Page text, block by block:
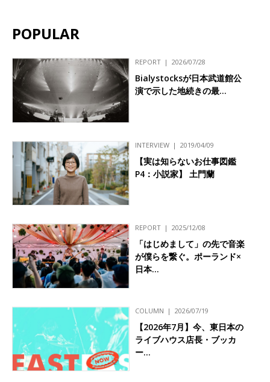
POPULAR
REPORT 2026/07/28
Bialystocksが日本武道館公
演で示した地続きの最…
INTERVIEW 2019/04/09
【実は知らないお仕事図鑑
P4：小説家】 土門蘭
REPORT 2025/12/08
「はじめまして」の先で音楽
が僕らを繋ぐ。ポーランド×
日本…
COLUMN 2026/07/19
【2026年7月】今、東日本の
ライブハウス店長・ブッカ
ー…